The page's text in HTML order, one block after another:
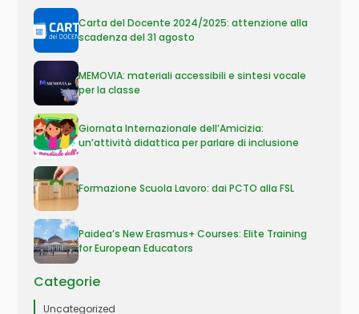
Carta del Docente 2024/2025: attenzione alla
scadenza del 31 agosto
MEMOVIA: materiali accessibili e sintesi vocale
per la classe
Giornata Internazionale dell’Amicizia:
un’attività didattica per parlare di inclusione
Formazione Scuola Lavoro: dai PCTO alla FSL
Paidea’s New Erasmus+ Courses: Elite Training
for European Educators
Categorie
Uncategorized